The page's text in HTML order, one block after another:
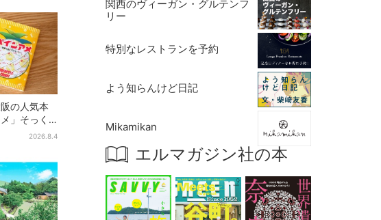
の人気本
」そっく
ー開発、梅
2026.8.4
関西のヴィーガン・グルテンフ
リー
特別なレストランを予約
よう知らんけど日記
Mikamikan
エルマガジン社の本